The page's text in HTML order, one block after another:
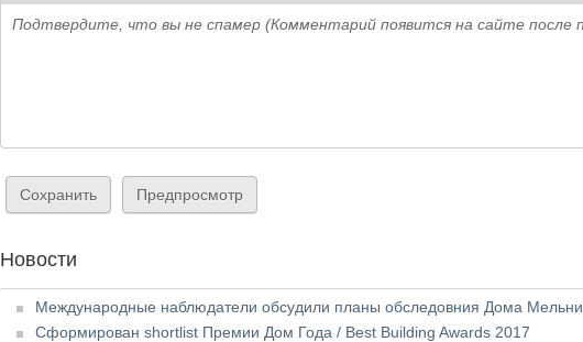
Подтвердите, что вы не спамер (Комментарий появится на сайте после
Новости
Международные наблюдатели обсудили планы обследовния Дома
Сформирован shortlist Премии Дом Года / Best Building Awards 2017